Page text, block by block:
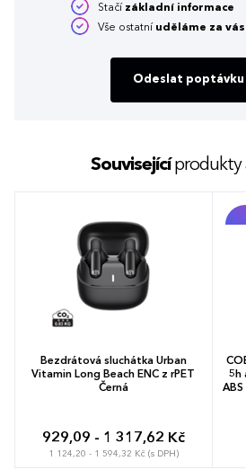
Stačí základní informace
Vše ostatní uděláme za vás
Odeslat poptávku
Souvisejícíprodukty
Bezdrátová sluchátka Urban
Vitamin Long Beach ENC z rPET
Černá
929,09 - 1 317,62 Kč
1 124,20 - 1 594,32 Kč (s DPH)
5h